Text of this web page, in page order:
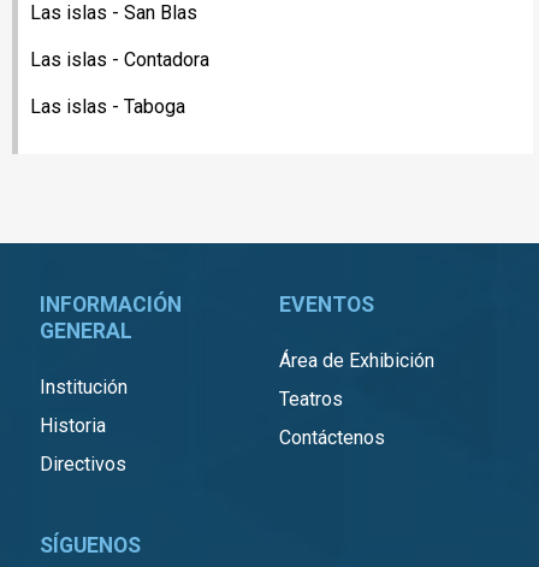
Las islas - San Blas
Las islas - Contadora
Las islas - Taboga
INFORMACIÓN
GENERAL
Institución
Historia
Directivos
EVENTOS
Área de Exhibición
Teatros
Contáctenos
SÍGUENOS